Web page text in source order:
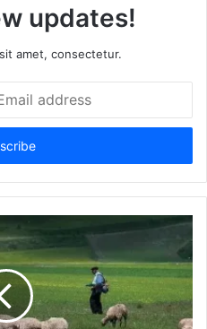
updates!
amet, consectetur.